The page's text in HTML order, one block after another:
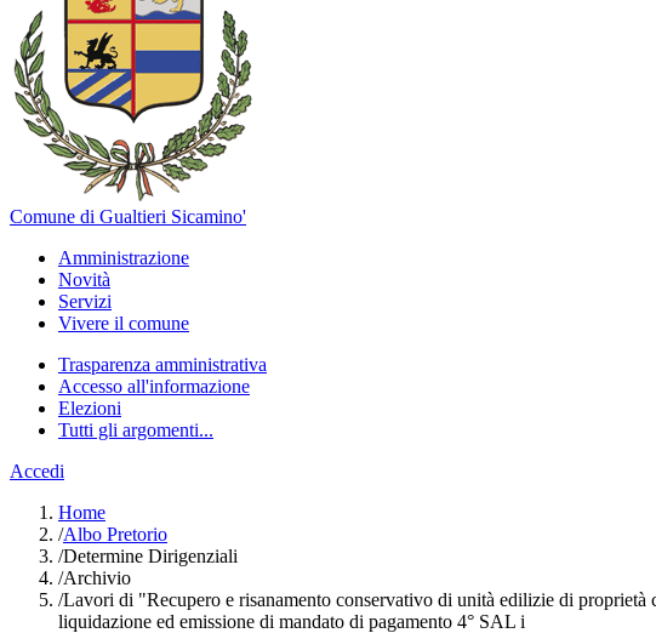
Comune di Gualtieri Sicamino'
Amministrazione
Novità
Servizi
Vivere il comune
Trasparenza amministrativa
Accesso all'informazione
Elezioni
Tutti gli argomenti...
Accedi
Home
/Albo Pretorio
/Determine Dirigenziali
/Archivio
/Lavori di "Recupero e risanamento conservativo di unità edilizie di
liquidazione ed emissione di mandato di pagamento 4° SAL i